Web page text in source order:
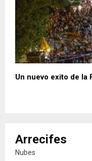
Un nuevo exito de la
Arrecifes
Nubes